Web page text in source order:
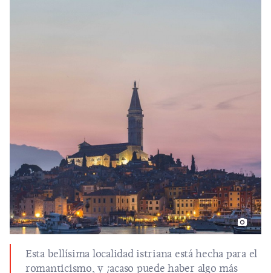
Esta bellísima localidad istriana está hecha para el
romanticismo, y ¿acaso puede haber algo más